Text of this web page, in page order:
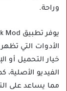
وراحة.
الأدوات التي
خيار التحميل أو
الفيديو
مما يساعد على